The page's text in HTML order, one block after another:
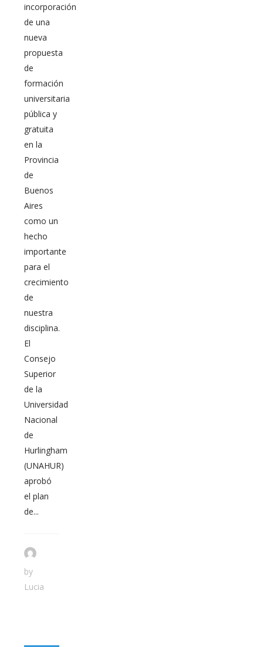
incorporación
de una
nueva
propuesta
de
formación
universitaria
pública y
gratuita
en la
Provincia
de
Buenos
Aires
como un
hecho
importante
para el
crecimiento
de
nuestra
disciplina.
El
Consejo
Superior
de la
Universidad
Nacional
de
Hurlingham
(UNAHUR)
aprobó
el plan
de...
by
Lucia